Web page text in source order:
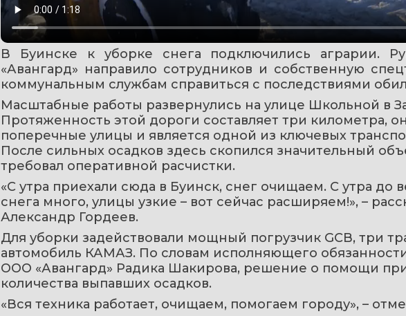
В Буинске к уборке снега подключились аграрии.
«Авангард» направило сотрудников и собственную
коммунальным службам справиться с последствиями
Масштабные работы развернулись на улице Школьной в
Протяженность этой дороги составляет три километра,
поперечные улицы и является одной из ключевых
После сильных осадков здесь скопился значительный
требовал оперативной расчистки.
«С утра приехали сюда в Буинск, снег очищаем. С утра до
снега много, улицы узкие – вот сейчас расширяем!», –
Александр Гордеев.
Для уборки задействовали мощный погрузчик GCB, три
автомобиль КАМАЗ. По словам исполняющего
ООО «Авангард» Радика Шакирова, решение о помощи
количества выпавших осадков.
«Вся техника работает, очищаем, помогаем городу», –